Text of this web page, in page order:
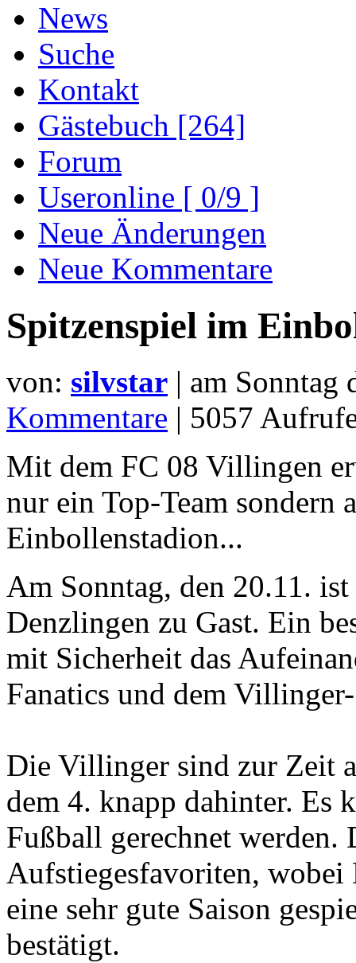
News
Suche
Kontakt
Gästebuch [264]
Forum
Useronline [ 0/9 ]
Neue Änderungen
Neue Kommentare
Spitzenspiel im
von: silvstar | am Sonntag
Kommentare | 5057
Mit dem FC 08 Villingen
nur ein Top-Team sondern
Einbollenstadion...
Am Sonntag, den 20.11.
Denzlingen zu Gast. Ein
mit Sicherheit das
Fanatics und dem
Die Villinger sind zur Zeit
dem 4. knapp dahinter. Es
Fußball gerechnet
Aufstiegesfavoriten, wobei
eine sehr gute Saison
bestätigt.